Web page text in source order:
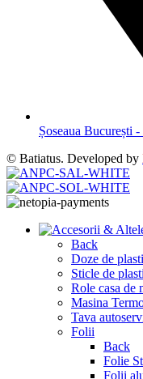
Șoseaua București
© Batiatus. Developed by
Back
Doze de
Sticle de
Role casa de
Masina
Tava
Folii
Back
Folie
Folii